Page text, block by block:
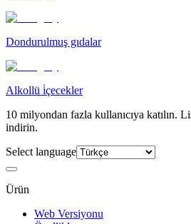
Dondurulmuş gıdalar
Alkollü i̇çecekler
10 milyondan fazla kullanıcıya katılın.
indirin.
Select language
Ürün
Web Versiyonu